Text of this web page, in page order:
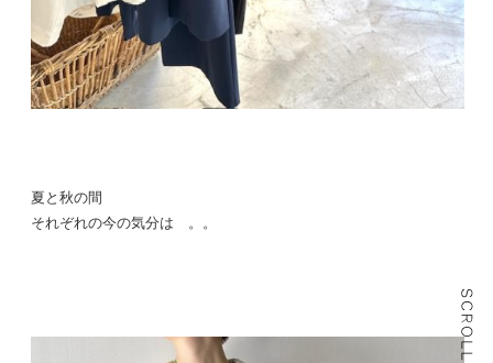
夏と秋の間
それぞれの今の気分は 。。